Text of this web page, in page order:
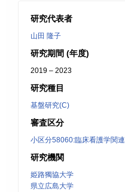
研究代表者
山田 隆子
研究期間 (年度)
2019 – 2023
研究種目
基盤研究(C)
審査区分
小区分58060:臨床看護学関連
研究機関
姫路獨協大学
県立広島大学